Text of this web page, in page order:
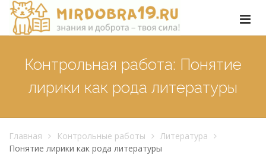
Контрольная работа: Понятие
лирики как рода литературы
Главная Контрольные работы
Литература
Понятие лирики как рода литературы